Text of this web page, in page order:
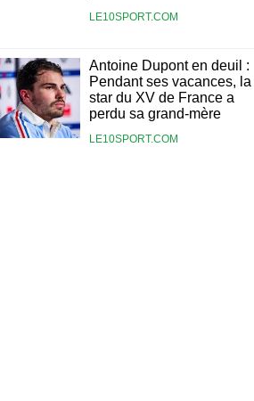
LE10SPORT.COM
Antoine Dupont en deuil :
Pendant ses vacances, la
star du XV de France a
perdu sa grand-mère
LE10SPORT.COM